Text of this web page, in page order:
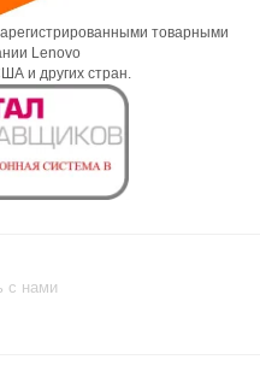
товарными
Lenovo
и других стран.
с нами